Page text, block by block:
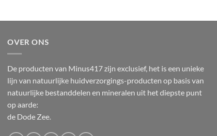
OVER ONS
De producten van Minus417 zijn exclusief, het is een unieke
lijn van natuurlijke huidverzorgings-producten op basis van
natuurlijke bestanddelen en mineralen uit het diepste punt
op aarde:
de Dode Zee.